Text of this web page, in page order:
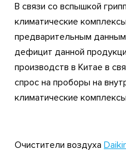
В связи со вспышкой
климатические
предварительным
дефицит данной
производств в Китае в
спрос на проборы на
климатические комплексы
Очистители воздуха